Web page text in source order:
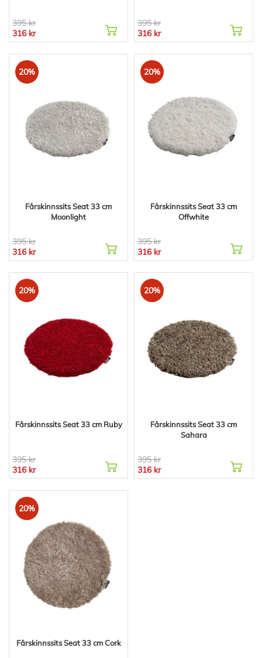
395 kr
316 kr
395 kr
316 kr
20%
Fårskinnssits Seat 33 cm
Moonlight
395 kr
316 kr
20%
Fårskinnssits Seat 33 cm
Offwhite
395 kr
316 kr
20%
Fårskinnssits Seat 33 cm Ruby
395 kr
316 kr
20%
Fårskinnssits Seat 33 cm
Sahara
395 kr
316 kr
20%
Fårskinnssits Seat 33 cm Cork